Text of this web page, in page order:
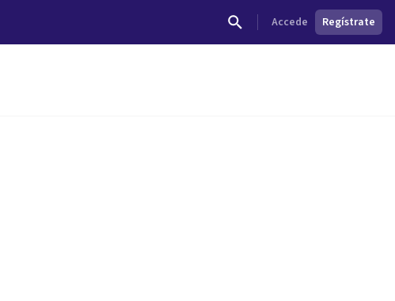
Accede Regístrate